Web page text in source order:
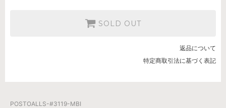
SOLD OUT
返品について
特定商取引法に基づく表記
POSTOALLS-#3119-MBI